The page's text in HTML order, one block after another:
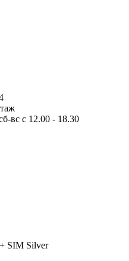
вс с 12.00 - 18.30
SIM Silver